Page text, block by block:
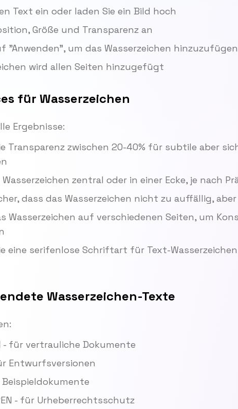
Text ein oder laden Sie ein Bild hoch
Größe und Transparenz an
"Anwenden", um das Wasserzeichen hinzuzufügen
wird allen Seiten hinzugefügt
für Wasserzeichen
Ergebnisse:
Transparenz zwischen 20-40% für subtile aber
Wasserzeichen zentral oder in einer Ecke, je nach
dass das Wasserzeichen nicht zu auffällig,
Wasserzeichen auf verschiedenen Seiten, um
eine serifenlose Schriftart für Text-
Wasserzeichen-Texte
- für vertrauliche Dokumente
Entwurfsversionen
Beispieldokumente
- für Urheberrechtsschutz